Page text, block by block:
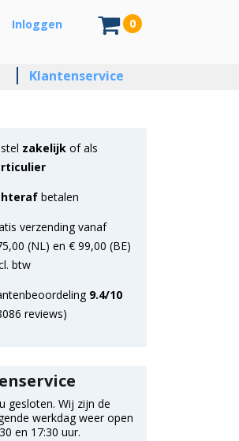
Inloggen 0
Klantenservice
zakelijk of als
betalen
verzending vanaf
(NL) en € 99,00 (BE)
btw
9.4/10
reviews)
gesloten. Wij zijn de
werkdag weer open
en 17:30 uur.